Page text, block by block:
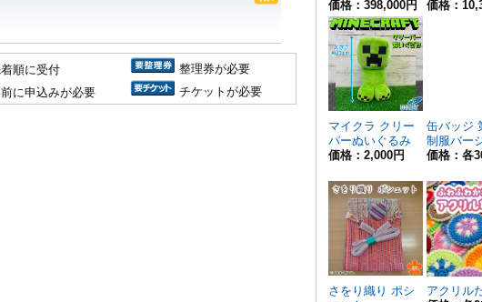
順に受付
整理券が必要
に申込みが必要
チケットが必要